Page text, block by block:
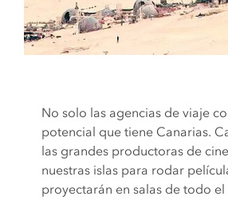
No solo las agencias de viaje
potencial que tiene Canarias.
las grandes productoras de
nuestras islas para rodar
proyectarán en salas de todo